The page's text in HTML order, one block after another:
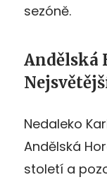
sezóně.
Andělská
Nedaleko
Andělská
století a